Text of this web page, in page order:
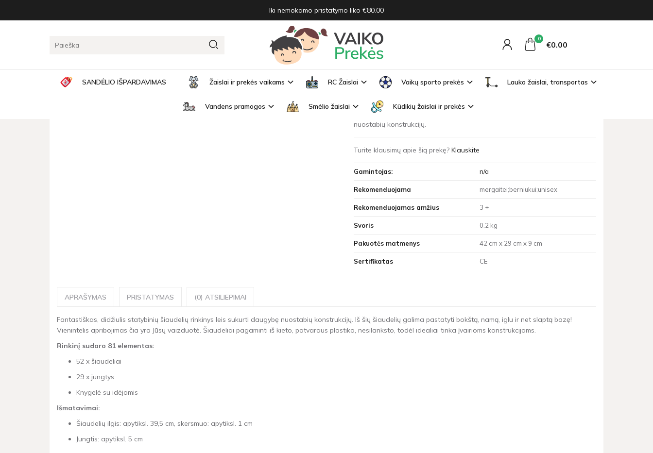
Iki nemokamo pristatymo liko €80.00
0
€0 00
SANDĖLIO IŠPARDAVIMAS Žaislai ir prekės vaikams RC Žaislai Vaikų sporto prekės Lauko žaislai, transportas
Vandens pramogos Smėlio žaislai Kūdikių žaislai ir prekės
Pagrindinis Konstruktoriai, kaladėlės Konstrukciniai šiaudeliai 81 elementas
KONSTRUKCINIAI ŠIAUDELIAI 81 ELEMENTAS
Prekės kodas:
Turimas kiekis:
Išparduota
Fantastiškas, didžiulis statybinių šiaudelių rinkinys leis sukurti daugybę
nuostabių konstrukcijų.
Turite klausimų apie šią prekę? Klauskite
Gamintojas: n/a
Rekomenduojama mergaitei;berniukui;unisex
Rekomenduojamas amžius 3 +
Svoris 0.2 kg
Pakuotės matmenys 42 cm x 29 cm x 9 cm
Sertifikatas CE
APRAŠYMAS PRISTATYMAS (0) ATSILIEPIMAI
Fantastiškas, didžiulis statybinių šiaudelių rinkinys leis sukurti daugybę nuostabių konstrukcijų. Iš šių šiaudelių galima pastatyti bokštą, namą, iglu ir net slaptą bazę!
Vienintelis apribojimas čia yra Jūsų vaizduotė. Šiaudeliai pagaminti iš kieto, patvaraus plastiko, nesilanksto, todėl idealiai tinka įvairioms konstrukcijoms.
Rinkinį sudaro 81 elementas:
52 x šiaudeliai
29 x jungtys
Knygelė su idėjomis
Išmatavimai:
Šiaudelių ilgis: apytiksl. 39,5 cm, skersmuo: apytiksl. 1 cm
Jungtis: apytiksl. 5 cm